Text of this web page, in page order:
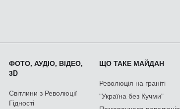
ФОТО, АУДІО, ВІДЕО,
3D
Світлини з Революції
Гідності
ЩО ТАКЕ МАЙДАН
Революція на граніті
"Україна без Кучми"